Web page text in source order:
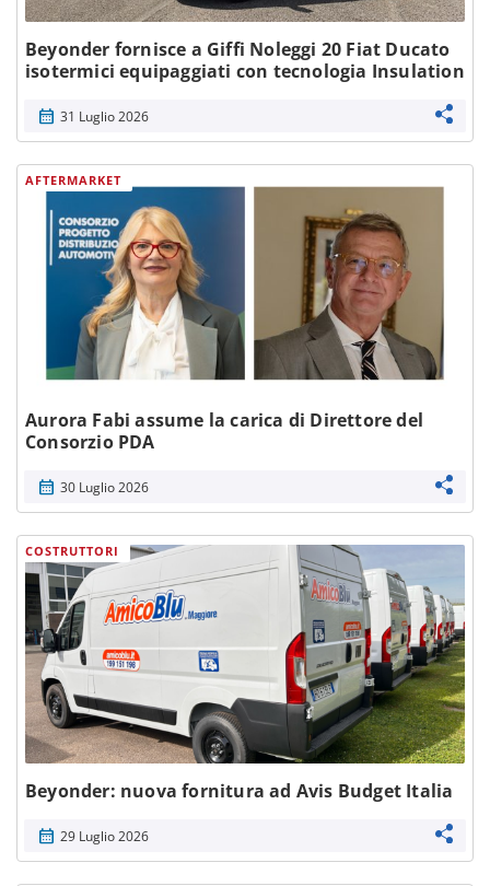
Beyonder fornisce a Giffi Noleggi 20 Fiat Ducato
isotermici equipaggiati con tecnologia Insulation
calendar_month 31 Luglio 2026
AFTERMARKET
Aurora Fabi assume la carica di Direttore del
Consorzio PDA
calendar_month 30 Luglio 2026
COSTRUTTORI
Beyonder: nuova fornitura ad Avis Budget Italia
calendar_month 29 Luglio 2026